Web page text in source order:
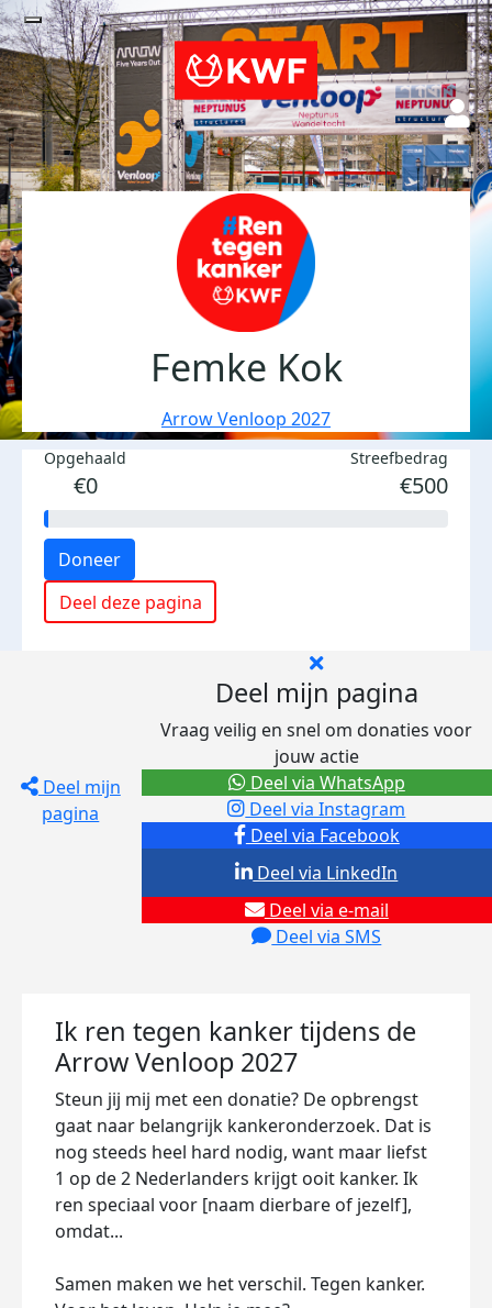
Femke Kok
Arrow Venloop 2027
Opgehaald
€0
Streefbedrag
€500
Doneer
Deel deze pagina
Deel mijn
pagina
Deel mijn pagina
Vraag veilig en snel om donaties voor
jouw actie
Deel via Facebook
Deel via Instagram
Deel via e-mail
Deel via SMS
Deel via LinkedIn
Deel via WhatsApp
Ik ren tegen kanker tijdens de
Arrow Venloop 2027
Steun jij mij met een donatie? De opbrengst
gaat naar belangrijk kankeronderzoek. Dat is
nog steeds heel hard nodig, want maar liefst
1 op de 2 Nederlanders krijgt ooit kanker. Ik
ren speciaal voor [naam dierbare of jezelf],
omdat...
Samen maken we het verschil. Tegen kanker.